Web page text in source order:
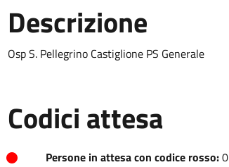
Descrizione
Osp S. Pellegrino Castiglione PS Generale
Codici attesa
Persone in attesa con codice rosso:0